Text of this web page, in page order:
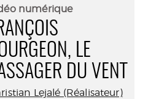
numérique
LE
DU VENT
Lejalé (Réalisateur)